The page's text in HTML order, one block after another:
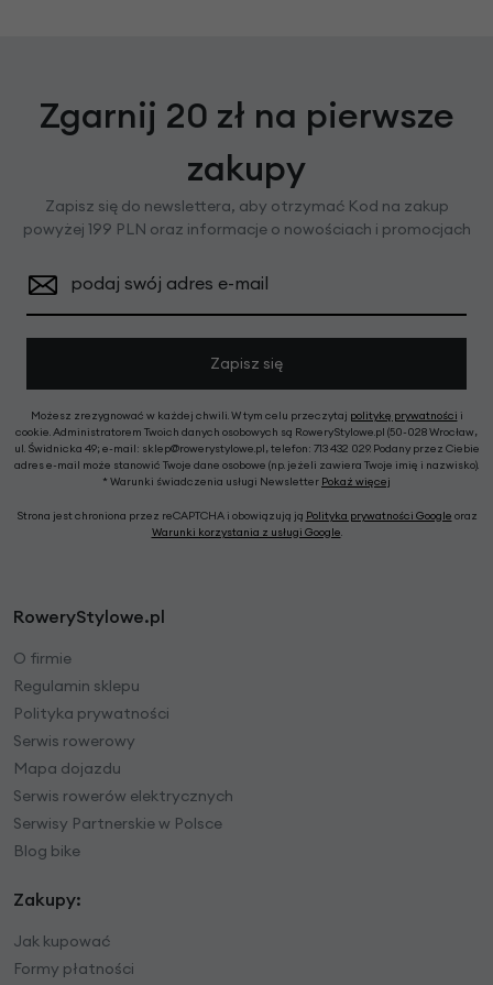
Zgarnij 20 zł na pierwsze
zakupy
Zapisz się do newslettera, aby otrzymać Kod na zakup
powyżej 199 PLN oraz informacje o nowościach i promocjach
podaj swój adres e-mail
Zapisz się
Możesz zrezygnować w każdej chwili. W tym celu przeczytaj politykę prywatności i
cookie. Administratorem Twoich danych osobowych są RoweryStylowe.pl (50-028 Wrocław,
ul. Świdnicka 49; e-mail: sklep@rowerystylowe.pl, telefon: 713 432 029. Podany przez Ciebie
adres e-mail może stanowić Twoje dane osobowe (np. jeżeli zawiera Twoje imię i nazwisko).
* Warunki świadczenia usługi Newsletter Pokaż więcej
Strona jest chroniona przez reCAPTCHA i obowiązują ją Polityka prywatności Google oraz
Warunki korzystania z usługi Google.
RoweryStylowe.pl
O firmie
Regulamin sklepu
Polityka prywatności
Serwis rowerowy
Mapa dojazdu
Serwis rowerów elektrycznych
Serwisy Partnerskie w Polsce
Blog bike
Zakupy:
Jak kupować
Formy płatności